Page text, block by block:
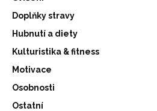
Doplňky stravy
Hubnutí a diety
Kulturistika & fitness
Motivace
Osobnosti
Ostatní